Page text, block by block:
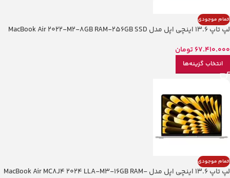
اتمام موجودی
لپ تاپ 13.6 اینچی اپل مدل MacBook Air 2022-M2-8GB RAM-256GB SSD
67.410.000تومان
انتخاب گزینه‌ها
اتمام موجودی
لپ تاپ 13.6 اینچی اپل مدل MacBook Air MC8J4 2024 LLA-M3-16GB RAM-